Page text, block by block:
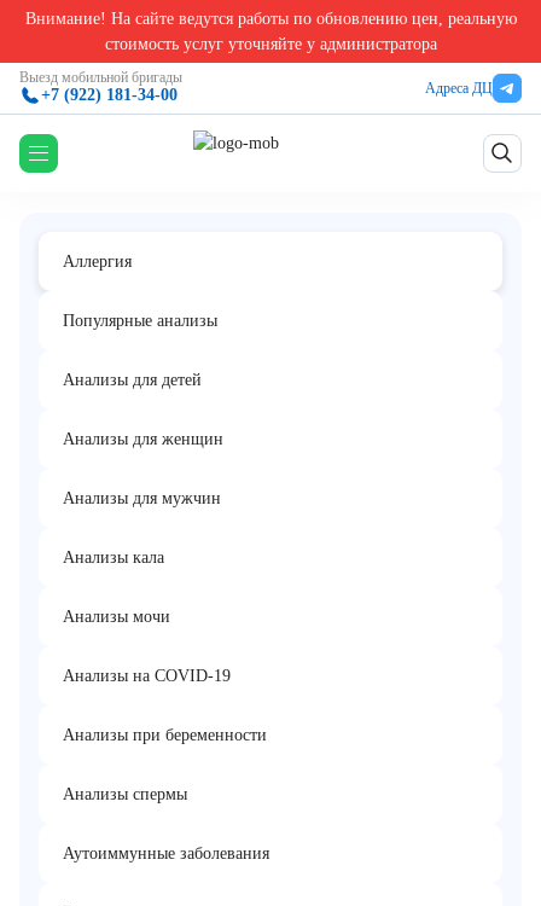
Внимание! На сайте ведутся работы по обновлению цен, реальную
стоимость услуг уточняйте у администратора
Выезд мобильной бригады
+7 (922) 181-34-00 Адреса ДЦ
Аллергологические анализы в Екатеринбурге Аллерген c88 - мепивакаин/
Аллерген c88 - мепивакаин/полокаин,
IgE
Аллергия
Популярные анализы
Анализы для детей
Анализы для женщин
Анализы для мужчин
Анализы кала
Анализы мочи
Анализы на COVID-19
Анализы при беременности
Анализы спермы
Аутоиммунные заболевания